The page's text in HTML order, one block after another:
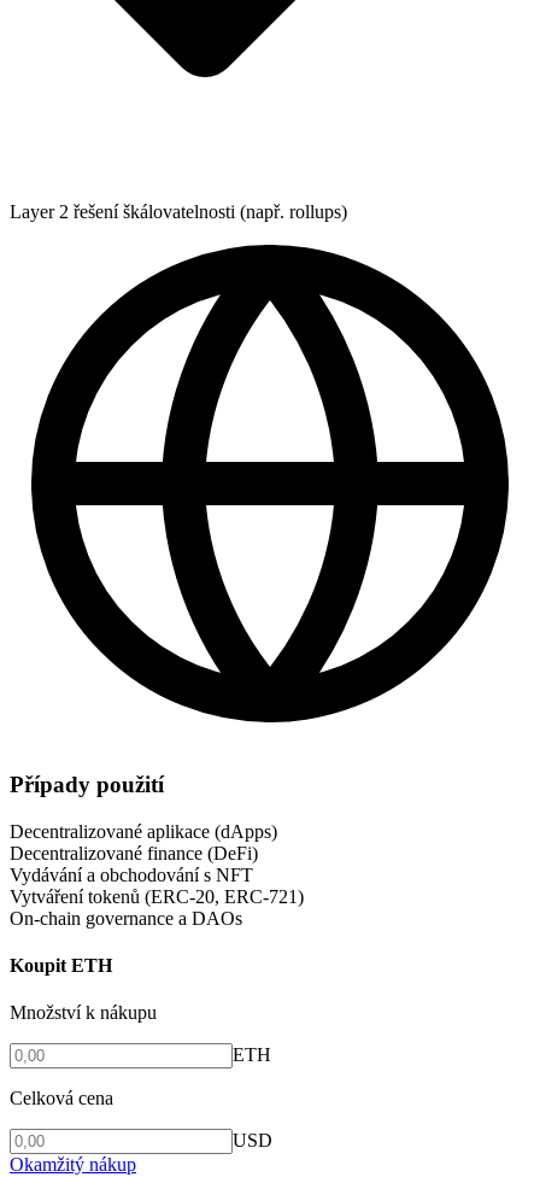
Layer 2 řešení škálovatelnosti (např. rollups)
Případy použití
Decentralizované aplikace (dApps)
Decentralizované finance (DeFi)
Vydávání a obchodování s NFT
Vytváření tokenů (ERC-20, ERC-721)
On-chain governance a DAOs
Koupit ETH
Množství k nákupu
ETH
Celková cena
USD
Okamžitý nákup